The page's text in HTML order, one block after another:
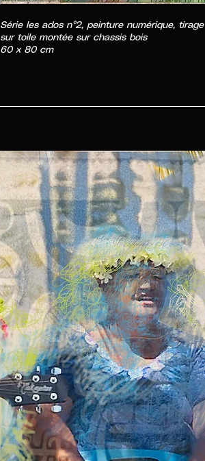
Série les ados n°2, peinture numérique, tirage
sur toile montée sur chassis bois
60 x 80 cm